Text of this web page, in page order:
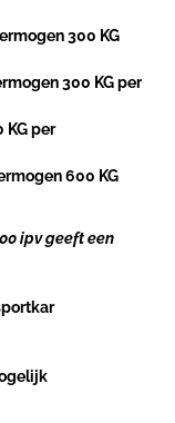
300 KG
300 KGper
KGper
600 KG
ipv geeft een